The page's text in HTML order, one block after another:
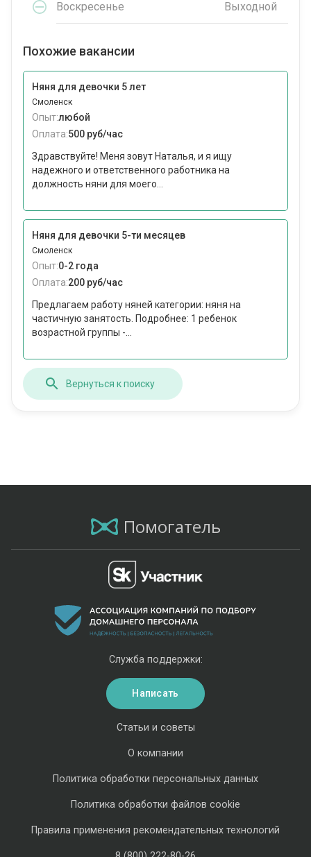
Воскресенье Выходной
Похожие вакансии
Няня для девочки 5 лет
Смоленск
Опыт:любой
Оплата:500 руб/час
Здравствуйте! Меня зовут Наталья, и я ищу
надежного и ответственного работника на
должность няни для моего...
Няня для девочки 5-ти месяцев
Смоленск
Опыт:0-2 года
Оплата:200 руб/час
Предлагаем работу няней категории: няня на
частичную занятость. Подробнее: 1 ребенок
возрастной группы -...
Вернуться к поиску
Помогатель
Статьи и советы
О компании
Политика обработки персональных данных
Политика обработки файлов cookie
Правила применения рекомендательных технологий
Служба поддержки:
Написать